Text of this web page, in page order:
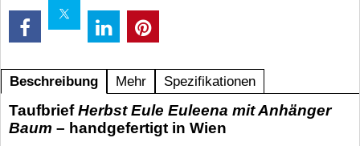
Beschreibung Mehr Spezifikationen
TaufbriefHerbst Eule Euleena mit Anhänger
Baum – handgefertigt in Wien